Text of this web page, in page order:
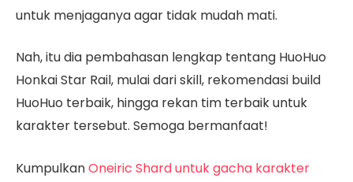
untuk menjaganya agar tidak mudah mati.
Nah, itu dia pembahasan lengkap tentang HuoHuo
Honkai Star Rail, mulai dari skill, rekomendasi build
HuoHuo terbaik, hingga rekan tim terbaik untuk
karakter tersebut. Semoga bermanfaat!
KumpulkanOneiric Shard untuk gacha karakter